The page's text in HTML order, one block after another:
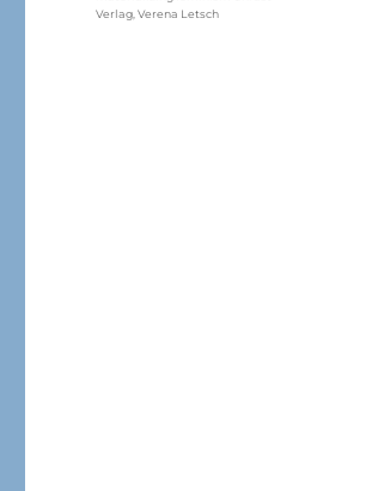
Verlag ,Verena Letsch